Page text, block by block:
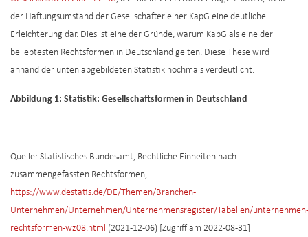
der Haftungsumstand der Gesellschafter einer KapG eine deutliche
Erleichterung dar. Dies ist eine der Gründe, warum KapG als eine der
beliebtesten Rechtsformen in Deutschland gelten. Diese These wird
anhand der unten abgebildeten Statistik nochmals verdeutlicht.
Abbildung 1: Statistik: Gesellschaftsformen in Deutschland
Quelle: Statistisches Bundesamt, Rechtliche Einheiten nach
zusammengefassten Rechtsformen,
https://www.destatis.de/DE/Themen/Branchen-
Unternehmen/Unternehmen/Unternehmensregister/Tabellen/unternehmen-
rechtsformen-wz08.html (2021-12-06) [Zugriff am 2022-08-31]